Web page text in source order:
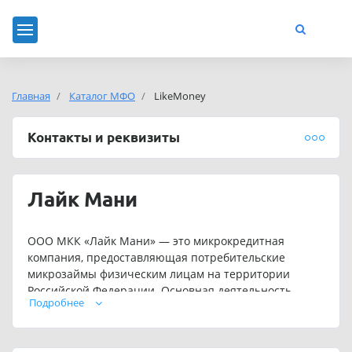
Главная Каталог МФО LikeMoney
Контакты и реквизиты
Лайк Мани
ООО МКК «Лайк Мани» — это микрокредитная
компания, предоставляющая потребительские
микрозаймы физическим лицам на территории
Российской Федерации. Основная деятельность
компании заключается в дистанционной выдаче
Подробнее